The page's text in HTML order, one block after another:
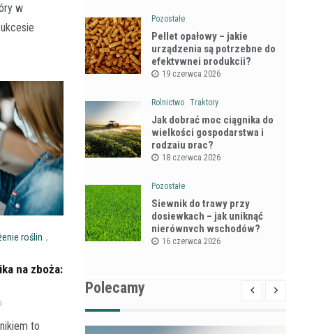
w
roślin ,
na zboża:
to
Pozostałe
Pellet opałowy – jakie
urządzenia są potrzebne do
efektywnej produkcji?
19 czerwca 2026
Rolnictwo Traktory
Jak dobrać moc ciągnika do
wielkości gospodarstwa i
rodzaju prac?
18 czerwca 2026
Pozostałe
Siewnik do trawy przy
dosiewkach – jak uniknąć
nierównych wschodów?
16 czerwca 2026
Polecamy